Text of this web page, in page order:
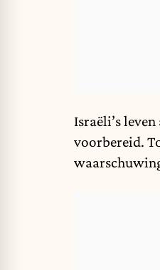
Israëli’s
voorbereid.